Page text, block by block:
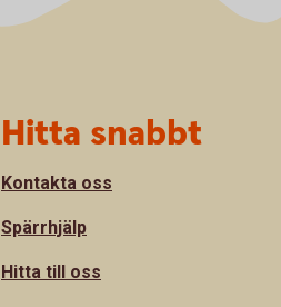
Hitta snabbt
Kontakta oss
Spärrhjälp
Hitta till oss